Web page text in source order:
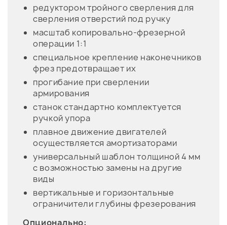
редуктором тройного сверления для
сверления отверстий под ручку
масштаб копировально-фрезерной
операции 1:1
специальное крепление наконечников
фрез предотвращает их
прогибание при сверлении
армирования
станок стандартно комплектуется
ручкой упора
плавное движение двигателей
осуществляется амортизаторами
универсальный шаблон толщиной 4 мм
с возможностью замены на другие
виды
вертикальные и горизонтальные
ограничители глубины фрезерования
Опционально: